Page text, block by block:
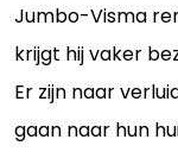
Jumbo-Visma
krijgt hij vaker
Er zijn naar
gaan naar hun